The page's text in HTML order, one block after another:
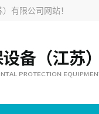
）有限公司网站！